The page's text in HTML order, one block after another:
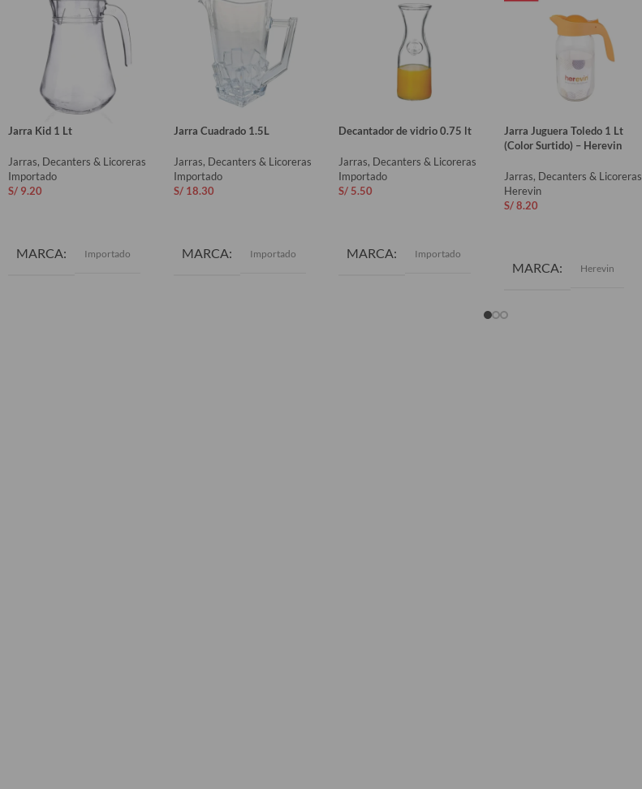
Jarra Kid 1 Lt
Jarras, Decanters & Licoreras
Importado
S/ 9.20
MARCA Importado
Jarra Cuadrado 1.5L
Jarras, Decanters & Licoreras
Importado
S/18.30
MARCA Importado
Decantador de vidrio 0.75 lt
Jarras, Decanters & Licoreras
Importado
S/ 5.50
MARCA Importado
Jarra Juguera Toledo 1 Lt
(Color Surtido) – Herevin
Jarras, Decanters & Licoreras
Herevin
S/8.20
MARCA Herevin